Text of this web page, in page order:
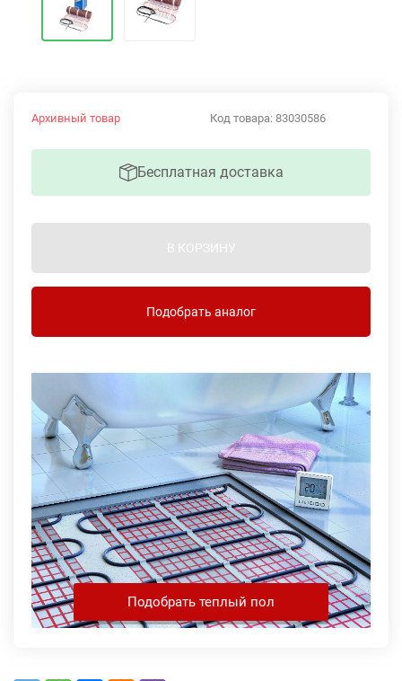
Код товара: 83030586
Архивный товар
Бесплатная доставка
В КОРЗИНУ
Подобрать аналог
Подобрать теплый пол